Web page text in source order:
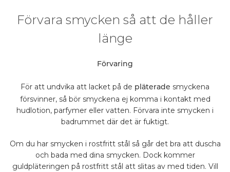
Förvara smycken så att de håller
länge
Förvaring
För att undvika att lacket på de pläterade smyckena
försvinner, så bör smyckena ej komma i kontakt med
hudlotion, parfymer eller vatten. Förvara inte smycken i
badrummet där det är fuktigt.
Om du har smycken i rostfritt stål så går det bra att duscha
och bada med dina smycken. Dock kommer
guldpläteringen på rostfritt stål att slitas av med tiden. Vill